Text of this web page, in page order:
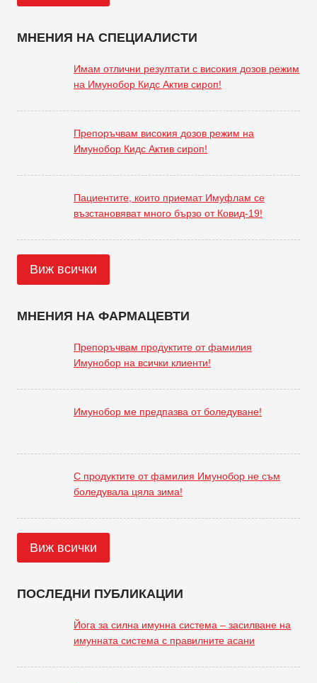
МНЕНИЯ НА СПЕЦИАЛИСТИ
Имам отлични резултати с високия дозов режим
на Имунобор Кидс Актив сироп!
Препоръчвам високия дозов режим на
Имунобор Кидс Актив сироп!
Пациентите, които приемат Имуфлам се
възстановяват много бързо от Ковид-19!
Виж всички
МНЕНИЯ НА ФАРМАЦЕВТИ
Препоръчвам продуктите от фамилия
Имунобор на всички клиенти!
Имунобор ме предпазва от боледуване!
С продуктите от фамилия Имунобор не съм
боледувала цяла зима!
Виж всички
ПОСЛЕДНИ ПУБЛИКАЦИИ
Йога за силна имунна система – засилване на
имунната система с правилните асани